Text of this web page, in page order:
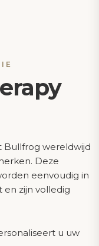
Bullfrog wereldwijd
Deze
eenvoudig in
en zijn volledig
u uw